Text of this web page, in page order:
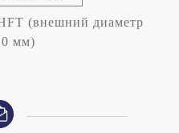
(внешний диаметр
мм)